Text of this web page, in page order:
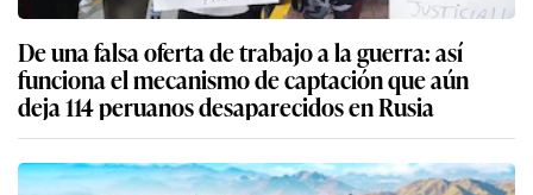
De una falsa oferta de trabajo a la guerra: así
funciona el mecanismo de captación que aún
deja 114 peruanos desaparecidos en Rusia